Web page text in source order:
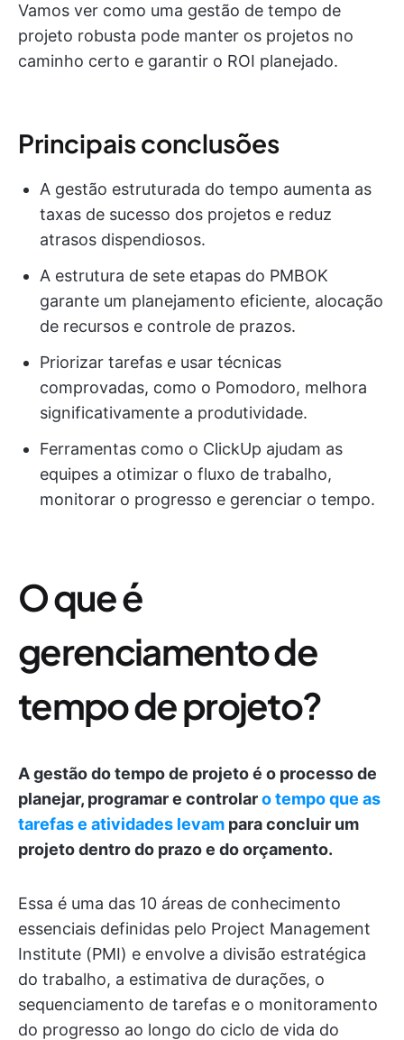
Vamos ver como uma gestão de tempo de
projeto robusta pode manter os projetos no
caminho certo e garantir o ROI planejado.
Principais conclusões
A gestão estruturada do tempo aumenta as
taxas de sucesso dos projetos e reduz
atrasos dispendiosos.
A estrutura de sete etapas do PMBOK
garante um planejamento eficiente, alocação
de recursos e controle de prazos.
Priorizar tarefas e usar técnicas
comprovadas, como o Pomodoro, melhora
significativamente a produtividade.
Ferramentas como o ClickUp ajudam as
equipes a otimizar o fluxo de trabalho,
monitorar o progresso e gerenciar o tempo.
O que é
gerenciamento de
tempo de projeto?
A gestão do tempo de projeto é o processo de
planejar, programar e controlaro tempo que as
tarefas e atividades levam para concluir um
projeto dentro do prazo e do orçamento.
Essa é uma das 10 áreas de conhecimento
essenciais definidas pelo Project Management
Institute (PMI) e envolve a divisão estratégica
do trabalho, a estimativa de durações, o
sequenciamento de tarefas e o monitoramento
do progresso ao longo do ciclo de vida do